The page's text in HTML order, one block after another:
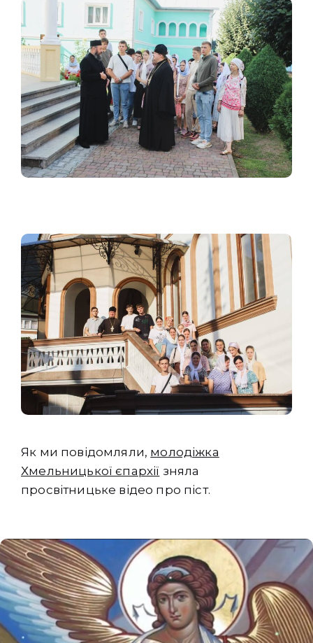
Як ми повідомляли, молодіжка
Хмельницької єпархії зняла
просвітницьке відео про піст.